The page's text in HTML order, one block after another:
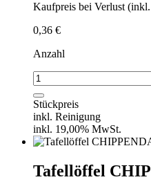
Kaufpreis bei Verlust
0,36 €
Anzahl
Tafelmesser
CHIPPENDALE
Menge
Stückpreis
inkl. Reinigung
inkl. 19,00% MwSt.
Tafellöffel